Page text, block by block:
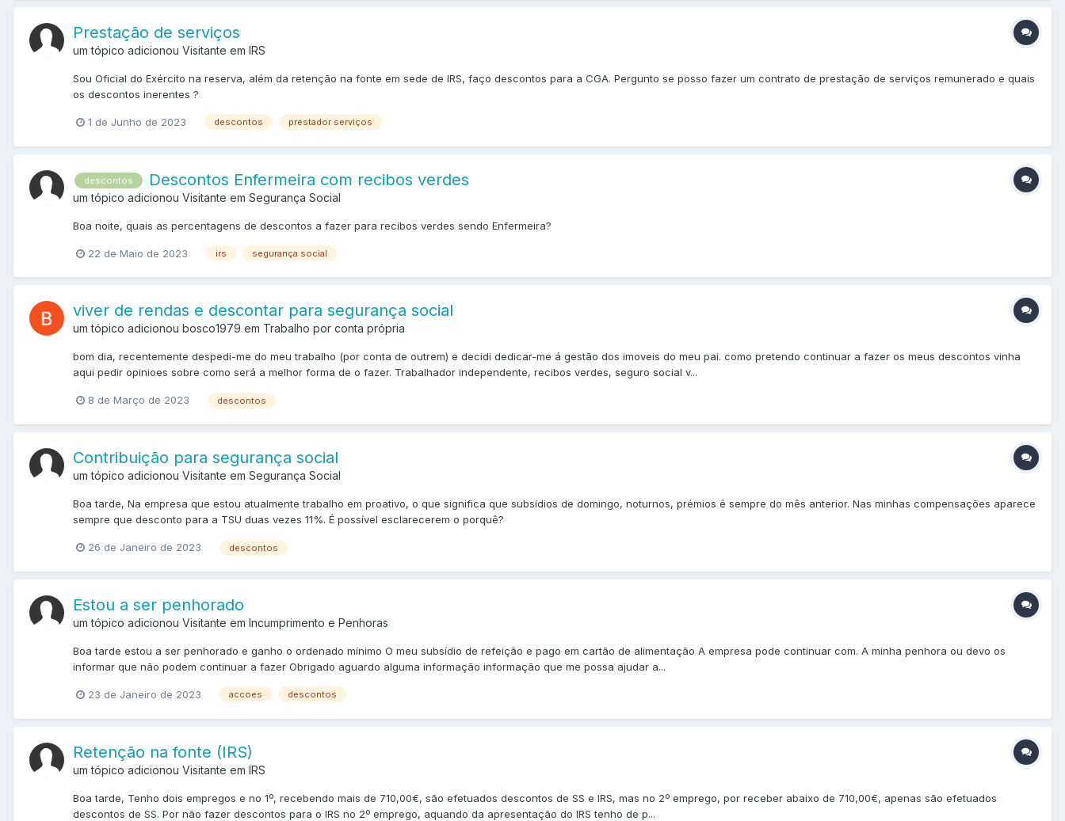
Prestação de serviços
um tópico adicionou Visitante em IRS
Sou Oficial do Exército na reserva, além da retenção na fonte em sede de IRS, faço descontos para a CGA. Pergunto se posso fazer um contrato de prestação de serviços remunerado e quais
os descontos inerentes ?
1 de Junho de 2023 descontos prestador serviços
descontos Descontos Enfermeira com recibos verdes
um tópico adicionou Visitante em Segurança Social
Boa noite, quais as percentagens de descontos a fazer para recibos verdes sendo Enfermeira?
22 de Maio de 2023 irs segurança social
viver de rendas e descontar para segurança social
um tópico adicionou bosco1979 em Trabalho por conta própria
bom dia, recentemente despedi-me do meu trabalho (por conta de outrem) e decidi dedicar-me á gestão dos imoveis do meu pai. como pretendo continuar a fazer os meus descontos vinha
aqui pedir opinioes sobre como será a melhor forma de o fazer. Trabalhador independente, recibos verdes, seguro social v...
8 de Março de 2023 descontos
Contribuição para segurança social
um tópico adicionou Visitante em Segurança Social
Boa tarde, Na empresa que estou atualmente trabalho em proativo, o que significa que subsídios de domingo, noturnos, prémios é sempre do mês anterior. Nas minhas compensações aparece
sempre que desconto para a TSU duas vezes 11%. É possível esclarecerem o porquê?
26 de Janeiro de 2023 descontos
Estou a ser penhorado
um tópico adicionou Visitante em Incumprimento e Penhoras
Boa tarde estou a ser penhorado e ganho o ordenado mínimo O meu subsídio de refeição e pago em cartão de alimentação A empresa pode continuar com. A minha penhora ou devo os
informar que não podem continuar a fazer Obrigado aguardo alguma informação informação que me possa ajudar a...
23 de Janeiro de 2023 accoes descontos
Retenção na fonte (IRS)
um tópico adicionou Visitante em IRS
Boa tarde, Tenho dois empregos e no 1º, recebendo mais de 710,00€, são efetuados descontos de SS e IRS, mas no 2º emprego, por receber abaixo de 710,00€, apenas são efetuados
descontos de SS. Por não fazer descontos para o IRS no 2º emprego, aquando da apresentação do IRS tenho de p...